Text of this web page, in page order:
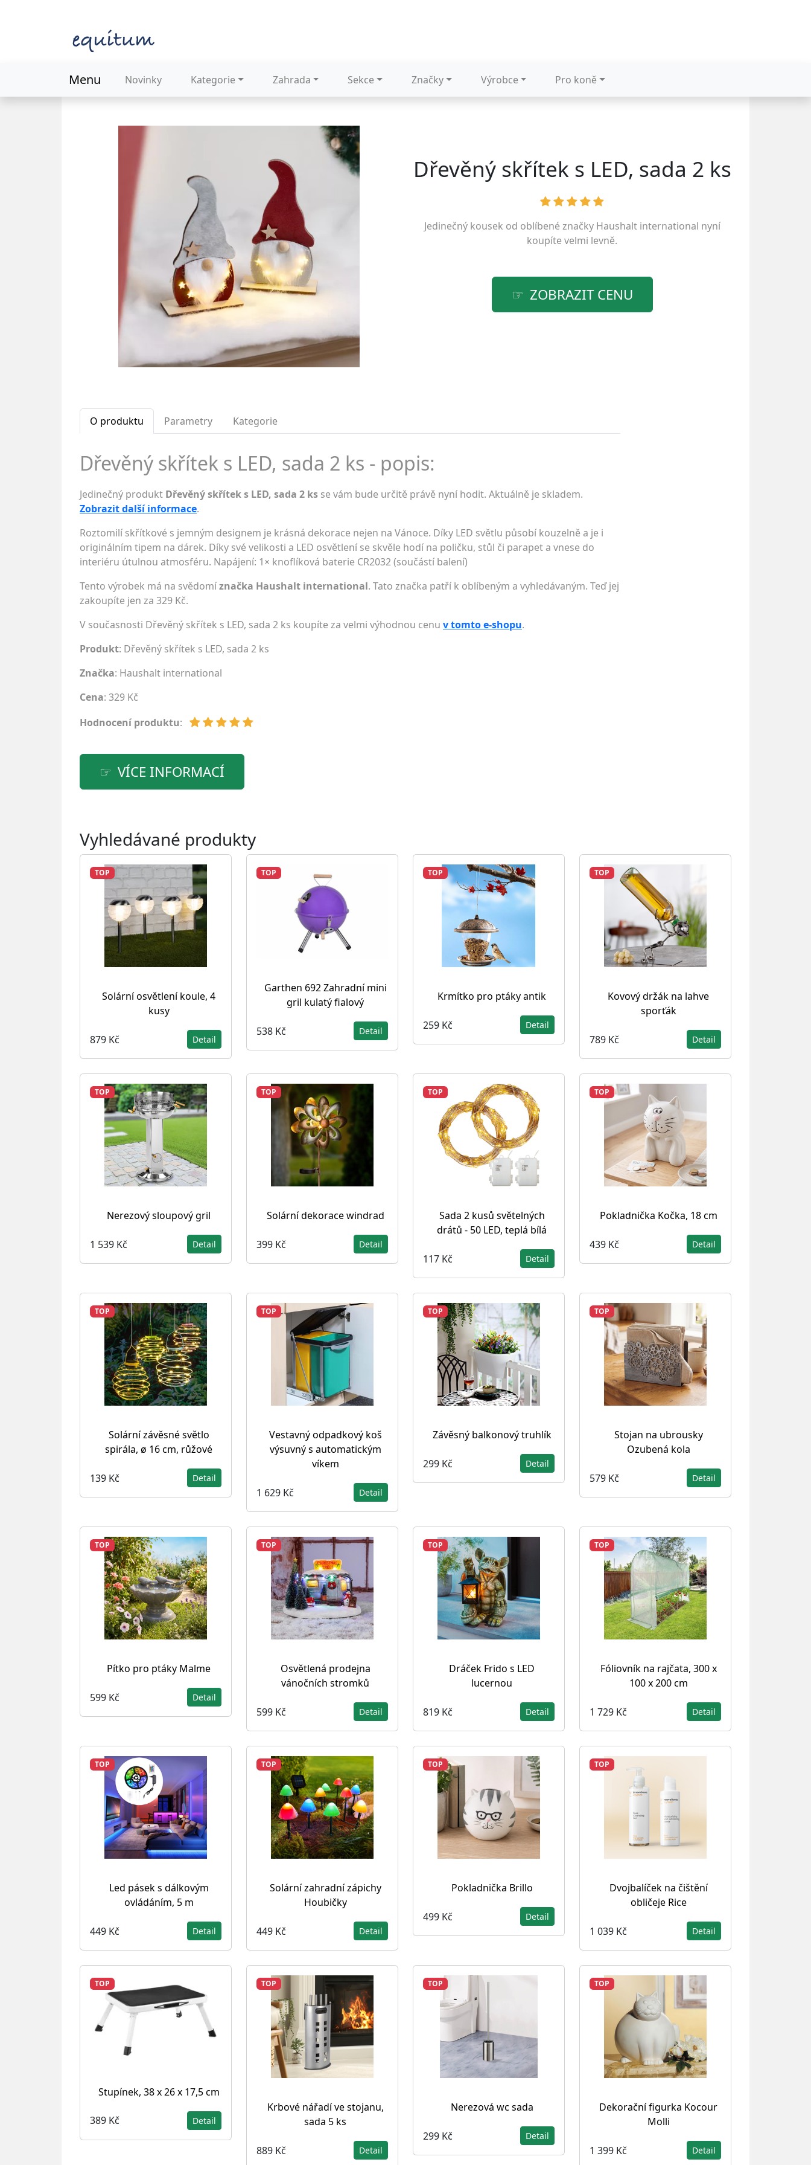
Menu Novinky Kategorie Zahrada Sekce Značky Výrobce Pro koně
Dřevěný skřítek s LED, sada 2 ks
Jedinečný kousek od oblíbené značky Haushalt international nyní
koupíte velmi levně.
ZOBRAZIT CENU
O produktu Parametry Kategorie
Dřevěný skřítek s LED, sada 2 ks - popis:
Jedinečný produkt Dřevěný skřítek s LED, sada 2 ks se vám bude určitě právě nyní hodit. Aktuálně je skladem.
Zobrazit další informace.
Roztomilí skřítkové s jemným designem je krásná dekorace nejen na Vánoce. Díky LED světlu působí kouzelně a je i
originálním tipem na dárek. Díky své velikosti a LED osvětlení se skvěle hodí na poličku, stůl či parapet a vnese do
interiéru útulnou atmosféru. Napájení: 1× knoflíková baterie CR2032 (součástí balení)
Tento výrobek má na svědomíznačka Haushalt international. Tato značka patří k oblíbeným a vyhledávaným. Teď jej
zakoupíte jen za 329 Kč.
V současnosti Dřevěný skřítek s LED, sada 2 ks koupíte za velmi výhodnou cenu v tomto e-shopu.
Produkt: Dřevěný skřítek s LED, sada 2 ks
Značka: Haushalt international
Cena: 329 Kč
Hodnocení produktu:
VÍCE INFORMACÍ
Vyhledávané produkty
TOP
Solární osvětlení koule, 4
kusy
879 Kč Detail
TOP
Garthen 692 Zahradní mini
gril kulatý fialový
538 Kč Detail
TOP
Krmítko pro ptáky antik
259 Kč Detail
TOP
Kovový držák na lahve
sporťák
789 Kč Detail
TOP
Nerezový sloupový gril
1 539 Kč Detail
TOP
Solární dekorace windrad
399 Kč Detail
TOP
Sada 2 kusů světelných
drátů - 50 LED, teplá bílá
117 Kč Detail
TOP
Pokladnička Kočka, 18 cm
439 Kč Detail
TOP
Solární závěsné světlo
spirála, ø 16 cm, růžové
139 Kč Detail
TOP
Vestavný odpadkový koš
výsuvný s automatickým
víkem
1 629 Kč Detail
TOP
Závěsný balkonový truhlík
299 Kč Detail
TOP
Stojan na ubrousky
Ozubená kola
579 Kč Detail
TOP
Pítko pro ptáky Malme
599 Kč Detail
TOP
Osvětlená prodejna
vánočních stromků
599 Kč Detail
TOP
Dráček Frido s LED
lucernou
819 Kč Detail
TOP
Fóliovník na rajčata, 300 x
100 x 200 cm
1 729 Kč Detail
TOP
Led pásek s dálkovým
ovládáním, 5 m
449 Kč Detail
TOP
Solární zahradní zápichy
Houbičky
449 Kč Detail
TOP
Pokladnička Brillo
499 Kč Detail
TOP
Dvojbalíček na čištění
obličeje Rice
1 039 Kč Detail
TOP
Stupínek, 38 x 26 x 17,5 cm
389 Kč Detail
TOP
Krbové nářadí ve stojanu,
sada 5 ks
889 Kč Detail
TOP
Nerezová wc sada
299 Kč Detail
TOP
Dekorační figurka Kocour
Molli
1 399 Kč Detail